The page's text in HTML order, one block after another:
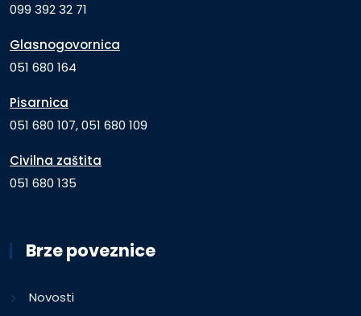
099 392 32 71
Glasnogovornica
051 680 164
Pisarnica
051 680 107, 051 680 109
Civilna zaštita
051 680 135
Brze poveznice
Novosti